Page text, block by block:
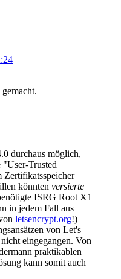
durchaus möglich,
"User-Trusted
Zertifikatsspeicher
könnten versierte
ISRG Root X1
in jedem Fall aus
letsencrypt.org!)
von Let's
eingegangen. Von
praktikablen
kann somit auch